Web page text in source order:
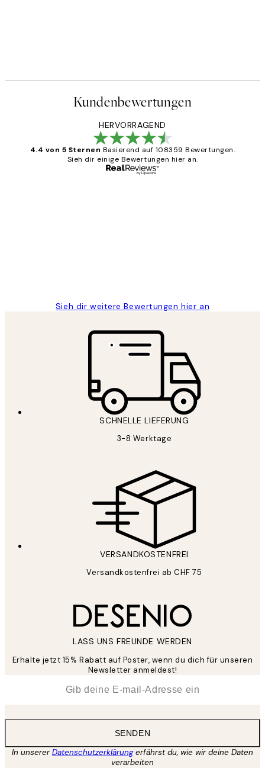
Kundenbewertungen
HERVORRAGEND
4.4 von 5 Sternen Basierend auf 108359 Bewertungen.
Sieh dir einige Bewertungen hier an.
Sieh dir weitere Bewertungen hier an
SCHNELLE LIEFERUNG
3-8 Werktage
VERSANDKOSTENFREI
Versandkostenfrei ab CHF 75
LASS UNS FREUNDE WERDEN
Erhalte jetzt 15% Rabatt auf Poster, wenn du dich für unseren
Newsletter anmeldest!
SENDEN
In unsererDatenschutzerklärungerfährst du, wie wir deine Daten
verarbeiten